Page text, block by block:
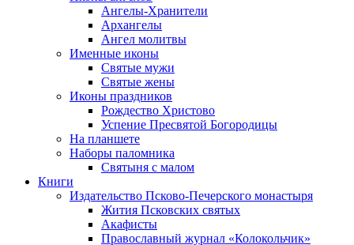
Ангелы-Хранители
Архангелы
Ангел молитвы
Именные иконы
Святые мужи
Святые жены
Иконы праздников
Рождество Христово
Успение Пресвятой Богородицы
На планшете
Наборы паломника
Святыня с малом
Книги
Издательство Псково-Печерского монастыря
Жития Псковских святых
Акафисты
Православный журнал «Колокольчик»